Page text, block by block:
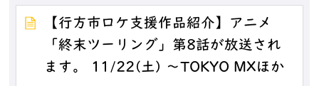
【行方市ロケ支援作品紹介】アニメ
「終末ツーリング」第8話が放送され
ます。 11/22(土) ～TOKYO MXほか